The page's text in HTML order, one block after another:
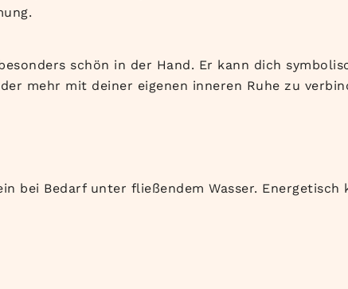
schön in der Hand. Er kann dich
mehr mit deiner eigenen inneren Ruhe zu
bei Bedarf unter fließendem Wasser.